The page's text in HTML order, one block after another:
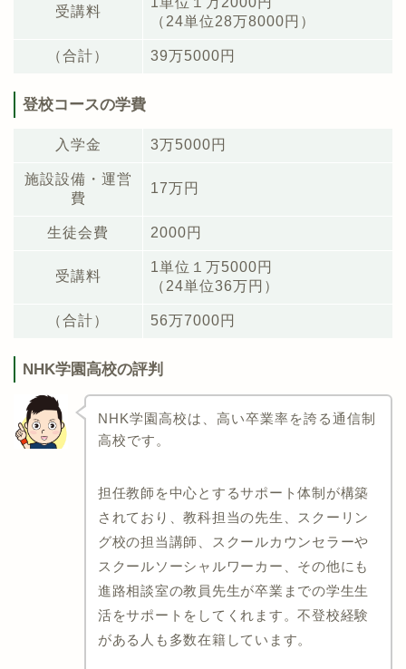
受講料
（24単位28万8000円）
（合計） 39万5000円
登校コースの学費
入学金 3万5000円
施設設備・運営
費
17万円
生徒会費 2000円
受講料
1単位１万5000円
（24単位36万円）
（合計） 56万7000円
NHK学園高校の評判
NHK学園高校は、高い卒業率を誇る通信制
高校です。
担任教師を中心とするサポート体制が構築
されており、教科担当の先生、スクーリン
グ校の担当講師、スクールカウンセラーや
スクールソーシャルワーカー、その他にも
進路相談室の教員先生が卒業までの学生生
活をサポートをしてくれます。不登校経験
がある人も多数在籍しています。